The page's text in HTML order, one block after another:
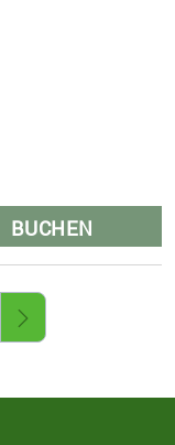
BUCHEN